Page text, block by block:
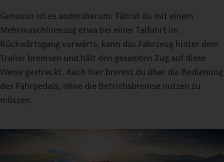
Genauso ist es andersherum: Fährst du mit einem
Mehrmaschinenzug etwa bei einer Talfahrt im
Rückwärtsgang vorwärts, kann das Fahrzeug hinter dem
Trailer bremsen und hält den gesamten Zug auf diese
Weise gestreckt. Auch hier bremst du über die Bedienung
des Fahrpedals, ohne die Betriebsbremse nutzen zu
müssen.